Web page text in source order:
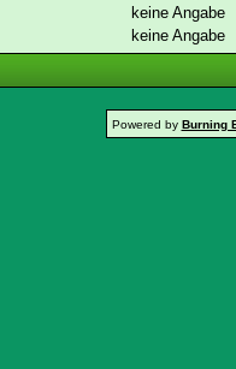
keine Angabe
keine Angabe
Powered by Burning